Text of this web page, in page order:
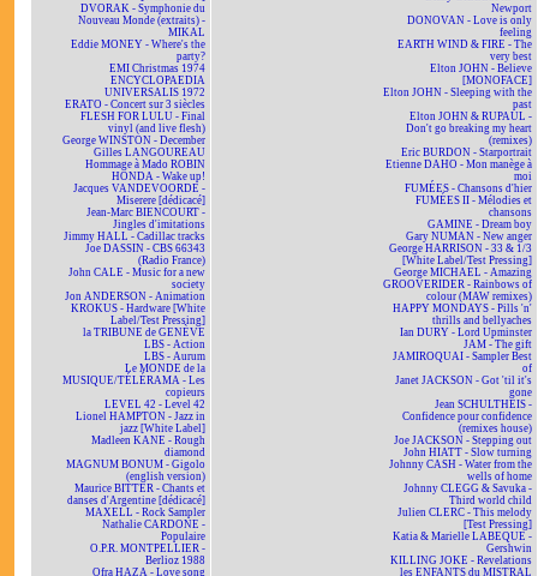
DVORAK - Symphonie du
Nouveau Monde (extraits) -
MIKAL
Eddie MONEY - Where's the
party?
EMI Christmas 1974
ENCYCLOPAEDIA
UNIVERSALIS 1972
ERATO - Concert sur 3 siècles
FLESH FOR LULU - Final
vinyl (and live flesh)
George WINSTON - December
Gilles LANGOUREAU
Hommage à Mado ROBIN
HONDA - Wake up!
Jacques VANDEVOORDE -
Miserere [dédicacé]
Jean-Marc BIENCOURT -
Jingles d'imitations
Jimmy HALL - Cadillac tracks
Joe DASSIN - CBS 66343
(Radio France)
John CALE - Music for a new
society
Jon ANDERSON - Animation
KROKUS - Hardware [White
Label/Test Pressing]
la TRIBUNE de GENÈVE
LBS - Action
LBS - Aurum
Le MONDE de la
MUSIQUE/TÉLÉRAMA - Les
copieurs
LEVEL 42 - Level 42
Lionel HAMPTON - Jazz in
jazz [White Label]
Madleen KANE - Rough
diamond
MAGNUM BONUM - Gigolo
(english version)
Maurice BITTER - Chants et
danses d'Argentine [dédicacé]
MAXELL - Rock Sampler
Nathalie CARDONE -
Populaire
O.P.R. MONTPELLIER -
Berlioz 1988
Ofra HAZA - Love song
Newport
DONOVAN - Love is only
feeling
EARTH WIND & FIRE - The
very best
Elton JOHN - Believe
[MONOFACE]
Elton JOHN - Sleeping with the
past
Elton JOHN & RUPAUL -
Don't go breaking my heart
(remixes)
Eric BURDON - Starportrait
Etienne DAHO - Mon manège à
moi
FUMÉES - Chansons d'hier
FUMÉES II - Mélodies et
chansons
GAMINE - Dream boy
Gary NUMAN - New anger
George HARRISON - 33 & 1/3
[White Label/Test Pressing]
George MICHAEL - Amazing
GROOVERIDER - Rainbows of
colour (MAW remixes)
HAPPY MONDAYS - Pills 'n'
thrills and bellyaches
Ian DURY - Lord Upminster
JAM - The gift
JAMIROQUAI - Sampler Best
of
Janet JACKSON - Got 'til it's
gone
Jean SCHULTHEIS -
Confidence pour confidence
(remixes house)
Joe JACKSON - Stepping out
John HIATT - Slow turning
Johnny CASH - Water from the
wells of home
Johnny CLEGG & Savuka -
Third world child
Julien CLERC - This melody
[Test Pressing]
Katia & Marielle LABEQUE -
Gershwin
KILLING JOKE - Revelations
les ENFANTS du MISTRAL